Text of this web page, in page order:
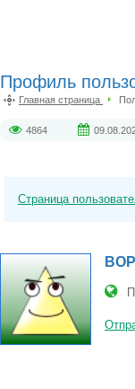
Профиль
Главная страница
4864
Страница